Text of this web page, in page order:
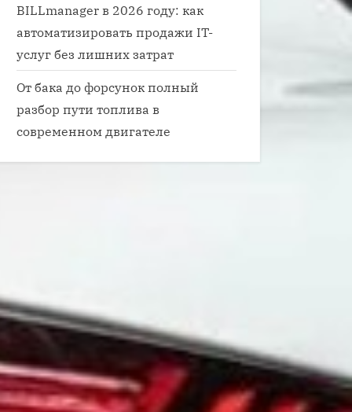
BILLmanager в 2026 году: как
автоматизировать продажи IT-
услуг без лишних затрат
От бака до форсунок полный
разбор пути топлива в
современном двигателе